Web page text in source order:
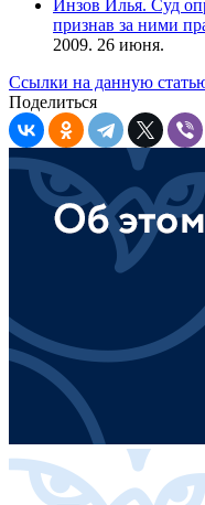
Инзов Илья. Суд
признав за ними
2009. 26 июня.
Ссылки на данную
Поделиться